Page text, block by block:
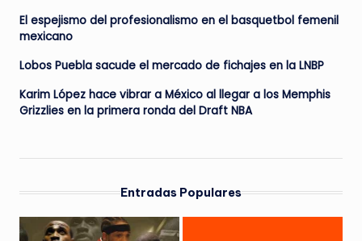
El espejismo del profesionalismo en el basquetbol femenil
mexicano
Lobos Puebla sacude el mercado de fichajes en la LNBP
Karim López hace vibrar a México al llegar a los Memphis
Grizzlies en la primera ronda del Draft NBA
Entradas Populares